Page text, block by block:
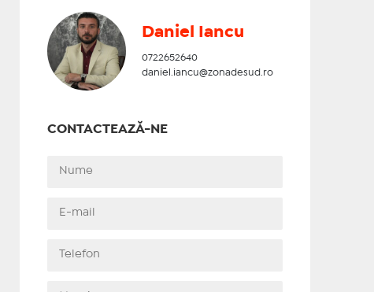
Daniel Iancu
0722652640
daniel.iancu@zonadesud.ro
CONTACTEAZĂ-NE